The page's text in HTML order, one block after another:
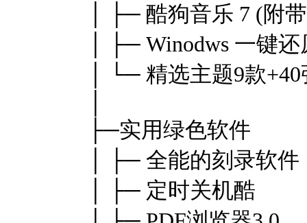
│ ├─ 酷狗音乐 7 (附
│ ├─ Winodws 一键
│ └─ 精选主题9款
├─实用绿色软件
│ ├─ 全能的刻录软件
│ ├─ 定时关机酷